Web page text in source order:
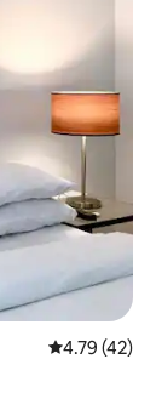
औसत रेटिंग 5 में
4.79 (42)